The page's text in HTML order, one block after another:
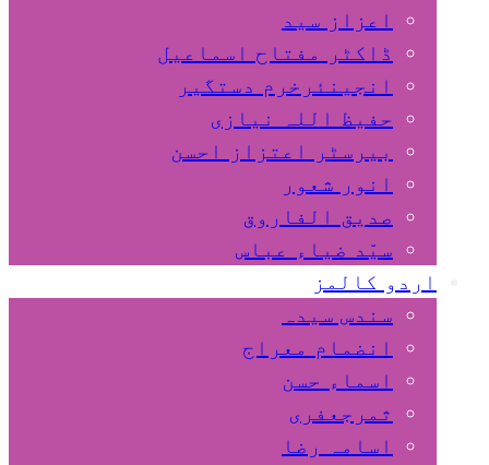
اعزاز سید
ڈاکٹر مفتاح اسماعیل
انجینئرخرم دستگیر
حفیظ اللہ نیازی
بیرسٹر اعتزاز احسن
انور شعور
صدیق الفاروق
سیّد ضیاء عباس
اردو کالمز
سندس سیدہ
انضمام معراج
اسماء حسن
ثمرجعفری
اسامہ رضا